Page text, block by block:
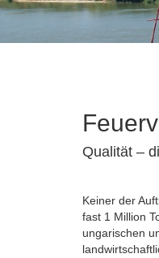
Qualität –
Keiner der
fast 1 Million
ungarischen